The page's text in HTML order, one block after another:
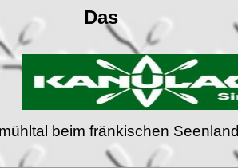
Das
beim fränkischen Seenland